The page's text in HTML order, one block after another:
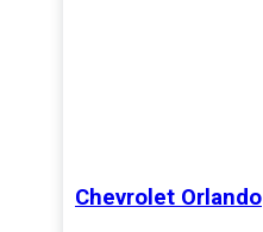
Chevrolet Orlando